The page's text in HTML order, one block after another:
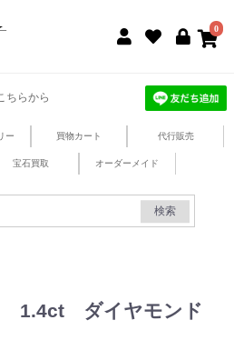
0
ちらから
ー 買物カート 代行販売
宝石買取 オーダーメイド
検索
1.4ct ダイヤモンド